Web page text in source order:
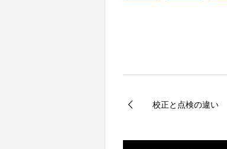
校正と点検の違い